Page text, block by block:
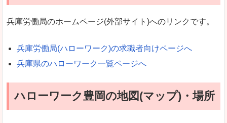
兵庫労働局のホームページ(外部サイト)へのリンクです。
兵庫労働局(ハローワーク)の求職者向けページへ
兵庫県のハローワーク一覧ページへ
ハローワーク豊岡の地図(マップ)・場所